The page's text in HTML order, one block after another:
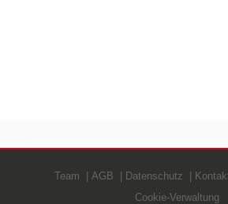
Team AGB Datenschutz
Cookie-Verwaltung